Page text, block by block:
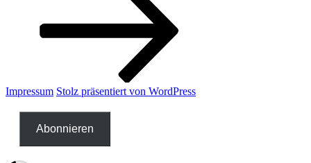
Impressum Stolz präsentiert von WordPress
Abonnieren